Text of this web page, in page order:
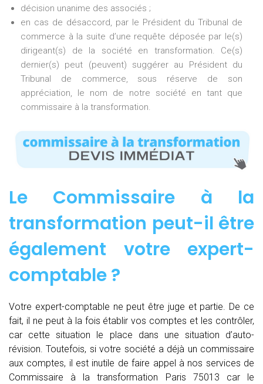
décision unanime des associés ;
en cas de désaccord, par le Président du Tribunal de
commerce à la suite d’une requête déposée par le(s)
dirigeant(s) de la société en transformation. Ce(s)
dernier(s) peut (peuvent) suggérer au Président du
Tribunal de commerce, sous réserve de son
appréciation, le nom de notre société en tant que
commissaire à la transformation.
Le Commissaire à la
transformation peut-il être
également votre expert-
comptable ?
Votre expert-comptable ne peut être juge et partie. De ce
fait, il ne peut à la fois établir vos comptes et les contrôler,
car cette situation le place dans une situation d’auto-
révision. Toutefois, si votre société a déjà un commissaire
aux comptes, il est inutile de faire appel à nos services de
Commissaire à la transformation Paris 75013 car le